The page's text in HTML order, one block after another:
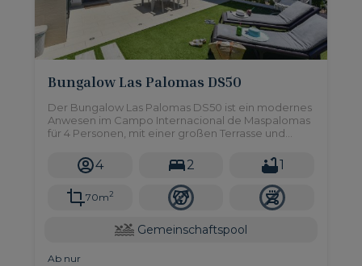
Bungalow Las Palomas DS50
Der Bungalow Las Palomas DS50 ist ein modernes
Anwesen im Campo Internacional de Maspalomas
für 4 Personen, mit einer großen Terrasse und
Strand von Maspalomas entfernt!
4 2 1
70m2
Gemeinschaftspool
Ab nur